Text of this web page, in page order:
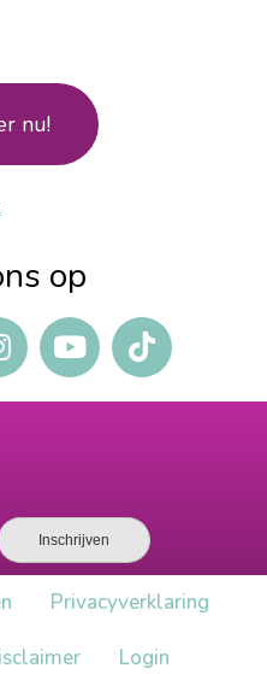
nu!
op
Privacy​verklaring
Login